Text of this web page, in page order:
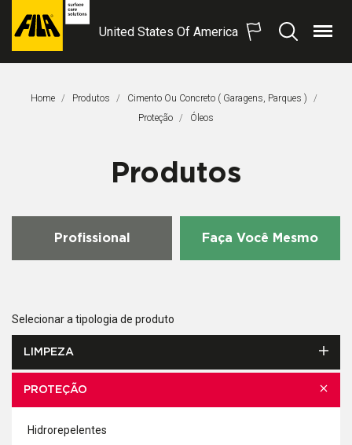
FILA
S.p.A.
United States Of America
ProcurarMenu
Home Produtos
Cimento Ou Concreto ( Garagens, Parques )
Proteção
Página Atual:
Óleos
Produtos
Profissional Faça Você Mesmo
Selecionar a tipologia de produto
LIMPEZA
PROTEÇÃO
Hidrorepelentes